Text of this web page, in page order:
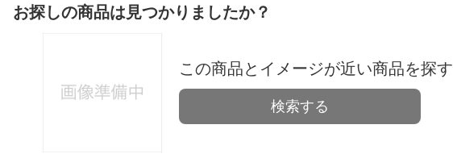
お探しの商品は見つかりましたか？
この商品とイメージが近い商品を探す
検索する